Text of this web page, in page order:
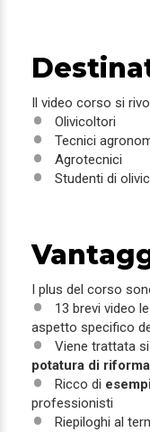
Il video corso si
Olivicoltori
Tecnici
Agrotecnici
Studenti di
I plus del corso
13 brevi video
aspetto specifico
Viene trattata
potatura di riforma
Ricco di
professionisti
Riepiloghi al